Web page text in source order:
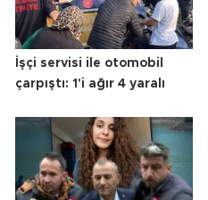
İşçi servisi ile otomobil
çarpıştı: 1'i ağır 4 yaralı